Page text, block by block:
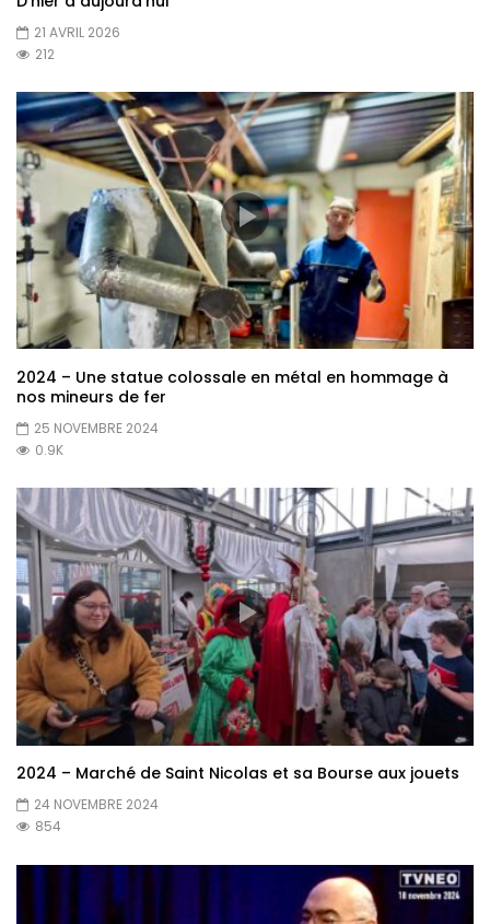
21 AVRIL 2026
212
2024 – Une statue colossale en métal en hommage à
nos mineurs de fer
25 NOVEMBRE 2024
0.9K
2024 – Marché de Saint Nicolas et sa Bourse aux jouets
24 NOVEMBRE 2024
854